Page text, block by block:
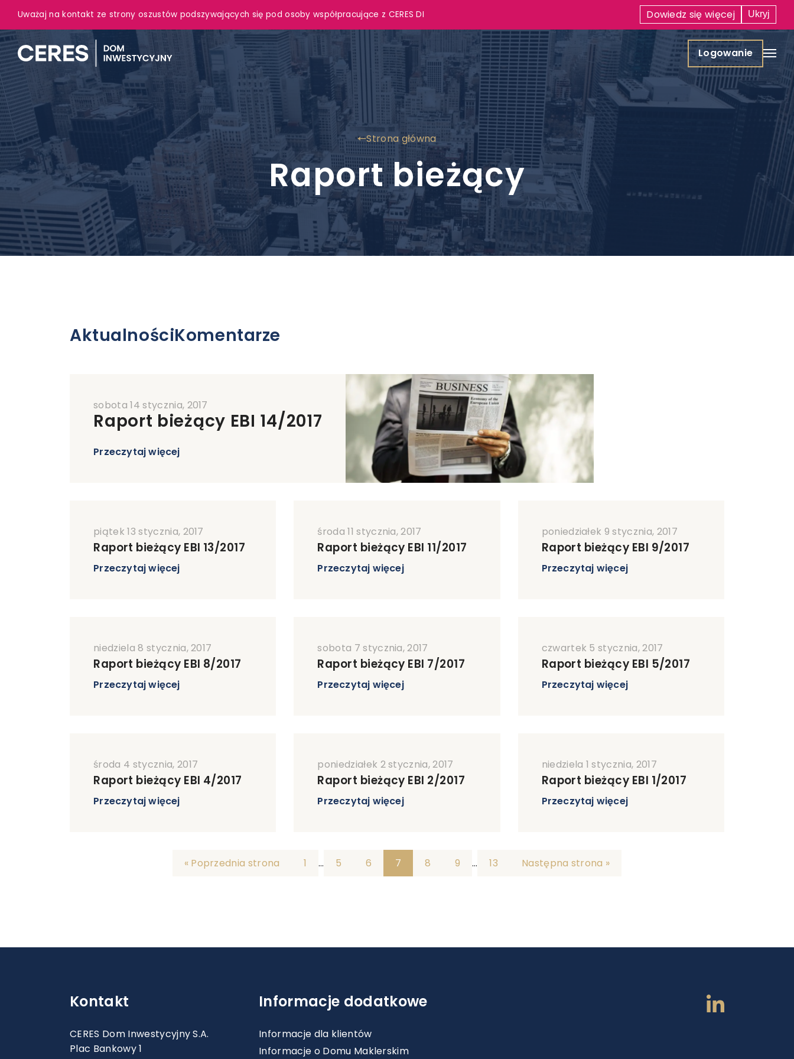
Uważaj na kontakt ze strony oszustów podszywających się pod osoby współpracujące z CERES DI Dowiedz się więcej Ukryj
Logowanie
Strona główna
Raport bieżący
AktualnościKomentarze
sobota 14 stycznia, 2017
Raport bieżący EBI 14/2017
Przeczytaj więcej
piątek 13 stycznia, 2017
Raport bieżący EBI 13/2017
Przeczytaj więcej
środa 11 stycznia, 2017
Raport bieżący EBI 11/2017
Przeczytaj więcej
poniedziałek 9 stycznia, 2017
Raport bieżący EBI 9/2017
Przeczytaj więcej
niedziela 8 stycznia, 2017
Raport bieżący EBI 8/2017
Przeczytaj więcej
sobota 7 stycznia, 2017
Raport bieżący EBI 7/2017
Przeczytaj więcej
czwartek 5 stycznia, 2017
Raport bieżący EBI 5/2017
Przeczytaj więcej
środa 4 stycznia, 2017
Raport bieżący EBI 4/2017
Przeczytaj więcej
poniedziałek 2 stycznia, 2017
Raport bieżący EBI 2/2017
Przeczytaj więcej
niedziela 1 stycznia, 2017
Raport bieżący EBI 1/2017
Przeczytaj więcej
« Poprzednia strona 1 … 5 6 7 8 9 … 13 Następna strona »
Kontakt
CERES Dom Inwestycyjny S.A.
Plac Bankowy 1
Informacje dodatkowe
Informacje dla klientów
Informacje o Domu Maklerskim